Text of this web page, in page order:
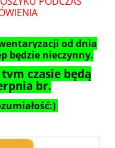
od dnia
będzie nieczynny.
czasie będą
br.